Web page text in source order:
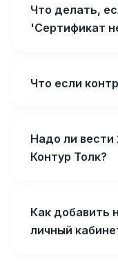
Что делать,
'Сертификат
Что если
Надо ли
Контур Толк?
Как добавить
личный